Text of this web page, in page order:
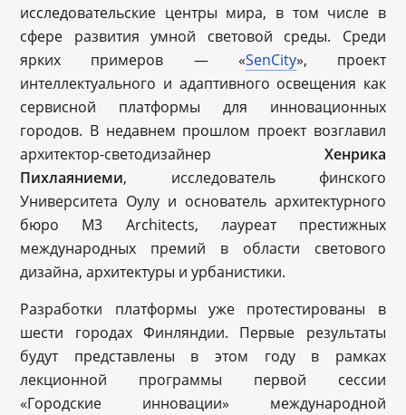
исследовательские центры мира, в том числе в
сфере развития умной световой среды. Среди
ярких примеров — «SenCity», проект
интеллектуального и адаптивного освещения как
сервисной платформы для инновационных
городов. В недавнем прошлом проект возглавил
архитектор-светодизайнер Хенрика
Пихлаяниеми, исследователь финского
Университета Оулу и основатель архитектурного
бюро M3 Architects, лауреат престижных
международных премий в области светового
дизайна, архитектуры и урбанистики.
Разработки платформы уже протестированы в
шести городах Финляндии. Первые результаты
будут представлены в этом году в рамках
лекционной программы первой сессии
«Городские инновации» международной